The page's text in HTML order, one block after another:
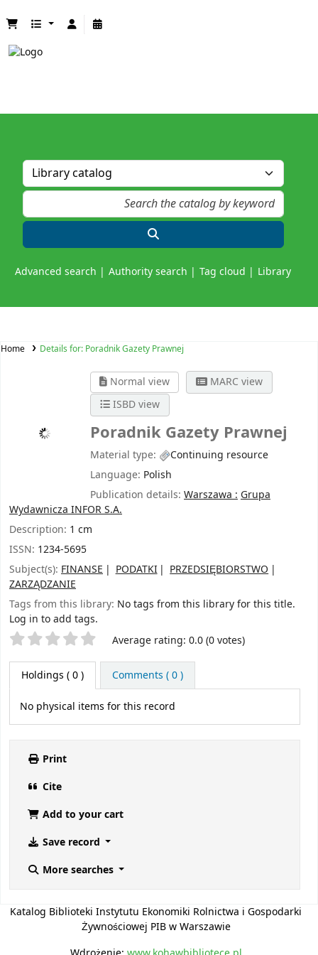
Advanced search Authority search Tag cloud Library
Home Details for: Poradnik Gazety Prawnej
Normal view
MARC view
ISBD view
Poradnik Gazety Prawnej
Material type:
Continuing resource
Language: Polish
Publication details: Warszawa : Grupa
Wydawnicza INFOR S.A.
Description: 1 cm
ISSN: 1234-5695
Subject(s): FINANSE PODATKI
PRZEDSIĘBIORSTWO
ZARZĄDZANIE
Tags from this library: No tags from this library for this title.
Log in to add tags.
Star ratings Average rating: 0.0 (0 votes)
Holdings ( 0 ) Comments ( 0 )
No physical items for this record
Print
Cite
Add to your cart
Save record
More searches
Katalog Biblioteki Instytutu Ekonomiki Rolnictwa i Gospodarki
Żywnościowej PIB w Warszawie